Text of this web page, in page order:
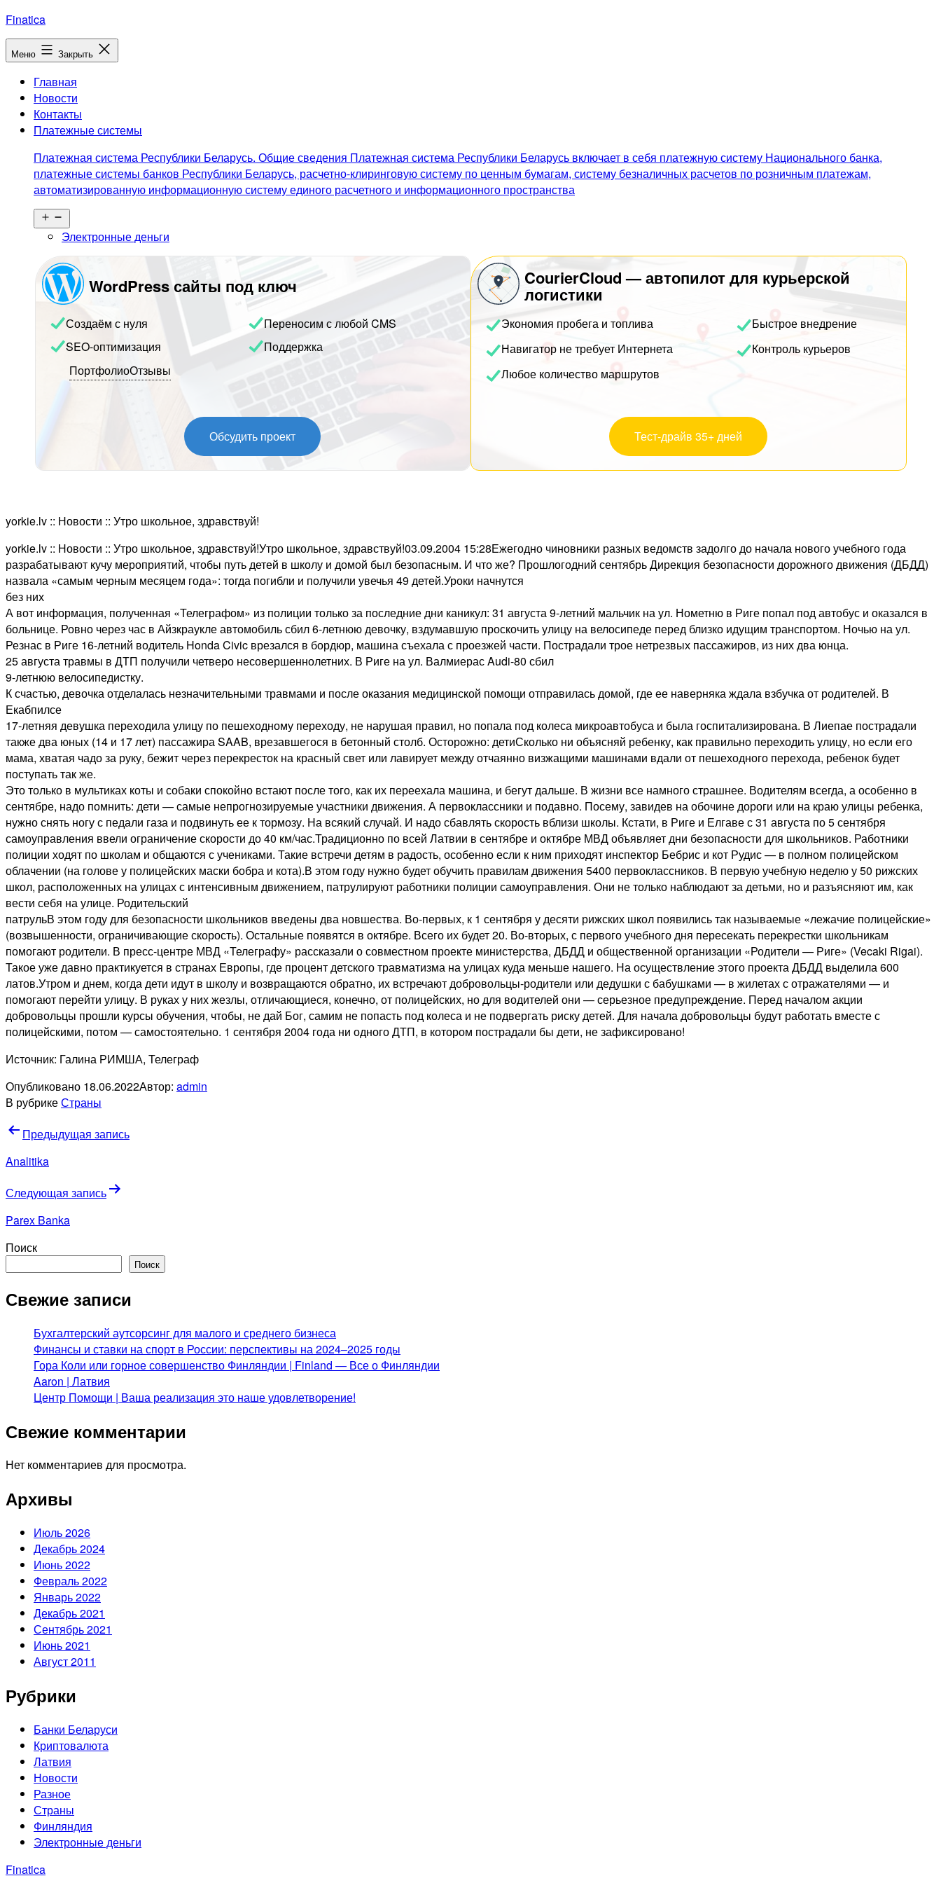
Перейти
к
содержимому
Finatica
Меню Закрыть
Главная
Новости
Контакты
Платежные системы
Платежная система Республики Беларусь. Общие сведения Платежная система Республики Беларусь включает в себя платежную систему Национального банка,
платежные системы банков Республики Беларусь, расчетно-клиринговую систему по ценным бумагам, систему безналичных расчетов по розничным платежам,
автоматизированную информационную систему единого расчетного и информационного пространства
меню
Электронные деньги
WordPress сайты под ключ
Создаём с нуля
Переносим с любой CMS
SEO-оптимизация
Поддержка
ПортфолиоОтзывы
Обсудить проект
CourierCloud — автопилот для курьерской
логистики
Экономия пробега и топлива
Быстрое внедрение
Навигатор не требует Интернета
Контроль курьеров
Любое количество маршрутов
Тест-драйв 35+ дней
yorkie.lv :: Новости :: Утро школьное, здравствуй!
yorkie.lv :: Новости :: Утро школьное, здравствуй!Утро школьное, здравствуй!03.09.2004 15:28Ежегодно чиновники разных ведомств задолго до начала нового учебного года
разрабатывают кучу мероприятий, чтобы путь детей в школу и домой был безопасным. И что же? Прошлогодний сентябрь Дирекция безопасности дорожного движения (ДБДД)
назвала «самым черным месяцем года»: тогда погибли и получили увечья 49 детей.Уроки начнутся
без них
А вот информация, полученная «Телеграфом» из полиции только за последние дни каникул: 31 августа 9-летний мальчик на ул. Нометню в Риге попал под автобус и оказался в
больнице. Ровно через час в Айзкраукле автомобиль сбил 6-летнюю девочку, вздумавшую проскочить улицу на велосипеде перед близко идущим транспортом. Ночью на ул.
Резнас в Риге 16-летний водитель Honda Civic врезался в бордюр, машина съехала с проезжей части. Пострадали трое нетрезвых пассажиров, из них два юнца.
25 августа травмы в ДТП получили четверо несовершеннолетних. В Риге на ул. Валмиерас Audi-80 сбил
9-летнюю велосипедистку.
К счастью, девочка отделалась незначительными травмами и после оказания медицинской помощи отправилась домой, где ее наверняка ждала взбучка от родителей. В
Екабпилсе
17-летняя девушка переходила улицу по пешеходному переходу, не нарушая правил, но попала под колеса микроавтобуса и была госпитализирована. В Лиепае пострадали
также два юных (14 и 17 лет) пассажира SAAB, врезавшегося в бетонный столб. Осторожно: детиСколько ни объясняй ребенку, как правильно переходить улицу, но если его
мама, хватая чадо за руку, бежит через перекресток на красный свет или лавирует между отчаянно визжащими машинами вдали от пешеходного перехода, ребенок будет
поступать так же.
Это только в мультиках коты и собаки спокойно встают после того, как их переехала машина, и бегут дальше. В жизни все намного страшнее. Водителям всегда, а особенно в
сентябре, надо помнить: дети — самые непрогнозируемые участники движения. А первоклассники и подавно. Посему, завидев на обочине дороги или на краю улицы ребенка,
нужно снять ногу с педали газа и подвинуть ее к тормозу. На всякий случай. И надо сбавлять скорость вблизи школы. Кстати, в Риге и Елгаве с 31 августа по 5 сентября
самоуправления ввели ограничение скорости до 40 км/час.Традиционно по всей Латвии в сентябре и октябре МВД объявляет дни безопасности для школьников. Работники
полиции ходят по школам и общаются с учениками. Такие встречи детям в радость, особенно если к ним приходят инспектор Бебрис и кот Рудис — в полном полицейском
облачении (на голове у полицейских маски бобра и кота).В этом году нужно будет обучить правилам движения 5400 первоклассников. В первую учебную неделю у 50 рижских
школ, расположенных на улицах с интенсивным движением, патрулируют работники полиции самоуправления. Они не только наблюдают за детьми, но и разъясняют им, как
вести себя на улице. Родительский
патрульВ этом году для безопасности школьников введены два новшества. Во-первых, к 1 сентября у десяти рижских школ появились так называемые «лежачие полицейские»
(возвышенности, ограничивающие скорость). Остальные появятся в октябре. Всего их будет 20. Во-вторых, с первого учебного дня пересекать перекрестки школьникам
помогают родители. В пресс-центре МВД «Телеграфу» рассказали о совместном проекте министерства, ДБДД и общественной организации «Родители — Риге» (Vecaki Rigai).
Такое уже давно практикуется в странах Европы, где процент детского травматизма на улицах куда меньше нашего. На осуществление этого проекта ДБДД выделила 600
латов.Утром и днем, когда дети идут в школу и возвращаются обратно, их встречают добровольцы-родители или дедушки с бабушками — в жилетах с отражателями — и
помогают перейти улицу. В руках у них жезлы, отличающиеся, конечно, от полицейских, но для водителей они — серьезное предупреждение. Перед началом акции
добровольцы прошли курсы обучения, чтобы, не дай Бог, самим не попасть под колеса и не подвергать риску детей. Для начала добровольцы будут работать вместе с
полицейскими, потом — самостоятельно. 1 сентября 2004 года ни одного ДТП, в котором пострадали бы дети, не зафиксировано!
Источник: Галина РИМША, Телеграф
Опубликовано 18.06.2022Автор: admin
В рубрикеСтраны
Навигация
по
Предыдущая запись
Analitika
Следующая запись
Parex Banka
Поиск
Поиск
Свежие записи
Бухгалтерский аутсорсинг для малого и среднего бизнеса
Финансы и ставки на спорт в России: перспективы на 2024–2025 годы
Гора Коли или горное совершенство Финляндии | Finland — Все о Финляндии
Aaron | Латвия
Центр Помощи | Ваша реализация это наше удовлетворение!
Свежие комментарии
Нет комментариев для просмотра.
Архивы
Июль 2026
Декабрь 2024
Июнь 2022
Февраль 2022
Январь 2022
Декабрь 2021
Сентябрь 2021
Июнь 2021
Август 2011
Рубрики
Банки Беларуси
Криптовалюта
Латвия
Новости
Разное
Страны
Финляндия
Электронные деньги
Finatica